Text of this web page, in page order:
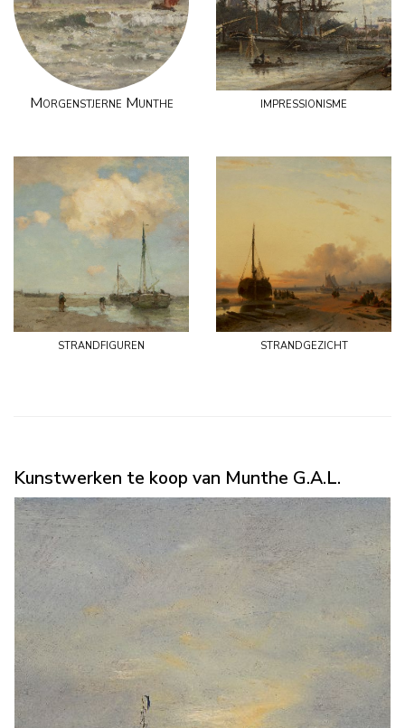
Morgenstjerne Munthe impressionisme
strandfiguren strandgezicht
Kunstwerken te koop van Munthe G.A.L.